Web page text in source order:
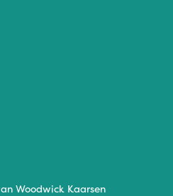
Woodwick Kaarsen